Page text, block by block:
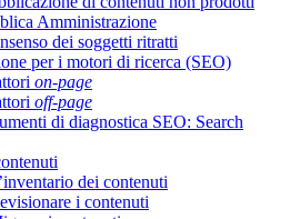
Amministrazione
dei soggetti ritratti
per i motori di ricerca (SEO)
on-page
off-page
di diagnostica SEO: Search
dei contenuti
i contenuti